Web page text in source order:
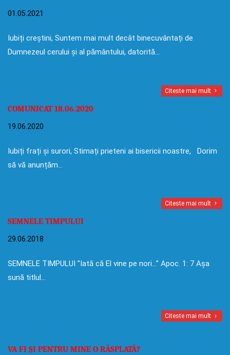
01.05.2021
Iubiți creștini, Suntem mai mult decât binecuvântați de
Dumnezeul cerului și al pământului, datorită…
Citeste mai mult
COMUNICAT 18.06.2020
19.06.2020
Iubiți frați și surori, Stimați prieteni ai bisericii noastre, Dorim
să vă anunțăm…
Citeste mai mult
SEMNELE TIMPULUI
29.06.2018
SEMNELE TIMPULUI ”Iată că El vine pe nori…” Apoc. 1: 7 Așa
sună titlul…
Citeste mai mult
VA FI ȘI PENTRU MINE O RĂSPLATĂ?